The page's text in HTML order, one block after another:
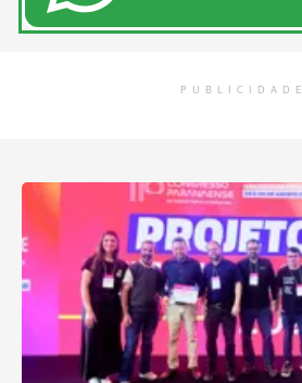
PUBLICIDADE